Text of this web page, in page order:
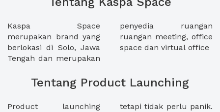
Kaspa Space
merupakan brand yang
berlokasi di Solo, Jawa
Tengah dan merupakan
penyedia ruangan
ruangan meeting, office
space dan virtual office
Tentang Product Launching
Product launching
tetapi tidak perlu panik.